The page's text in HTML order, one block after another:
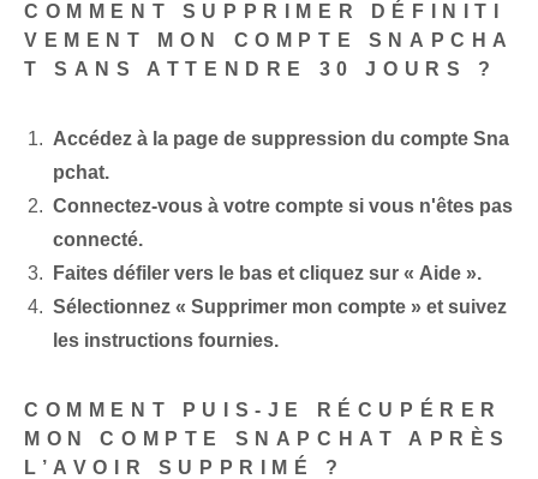
COMMENT SUPPRIMER DÉFINITI
VEMENT MON COMPTE SNAPCHA
T SANS ATTENDRE 30 JOURS ?
Accédez à la page de suppression du compte Sna
pchat.
Connectez-vous à votre compte si vous n'êtes pas
connecté.
Faites défiler vers le bas et cliquez sur « Aide ».
Sélectionnez « Supprimer mon compte » et suivez
les instructions fournies.
COMMENT PUIS-JE RÉCUPÉRER
MON COMPTE SNAPCHAT APRÈS
L’AVOIR SUPPRIMÉ ?